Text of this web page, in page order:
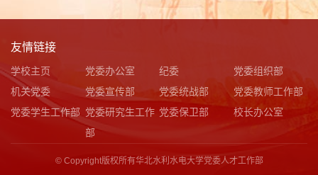
友情链接
学校主页 党委办公室 纪委
党委组织部
机关党委
党委宣传部 党委统战部
党委教师工作部
党委学生工作部 党委研究生工作
部
党委保卫部 校长办公室
© Copyright版权所有华北水利水电大学党委人才工作部